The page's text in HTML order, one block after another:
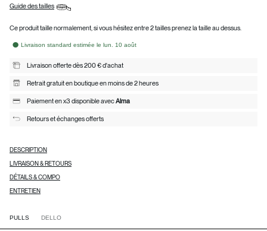
Guide des tailles
Ce produit taille normalement, si vous hésitez entre 2 tailles prenez la taille au dessus.
Livraison standard estimée le lun. 10 août
Livraison offerte dès 200 € d'achat
Retrait gratuit en boutique en moins de 2 heures
Paiement en x3 disponible avecAlma
Retours et échanges offerts
DESCRIPTION
LIVRAISON & RETOURS
DÉTAILS & COMPO
ENTRETIEN
PULLS DELLO